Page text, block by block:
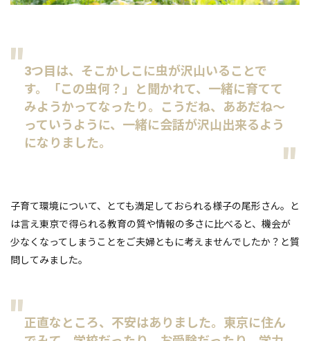
3つ目は、そこかしこに虫が沢山いることで
す。「この虫何？」と聞かれて、一緒に育てて
みようかってなったり。こうだね、ああだね～
っていうように、一緒に会話が沢山出来るよう
になりました。
子育て環境について、とても満足しておられる様子の尾形さん。と
は言え東京で得られる教育の質や情報の多さに比べると、機会が
少なくなってしまうことをご夫婦ともに考えませんでしたか？と質
問してみました。
正直なところ、不安はありました。東京に住ん